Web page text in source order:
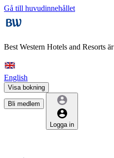
Gå till huvudinnehållet
Best Western Hotels and Resorts är
English
Visa bokning
Bli medlem
Logga in